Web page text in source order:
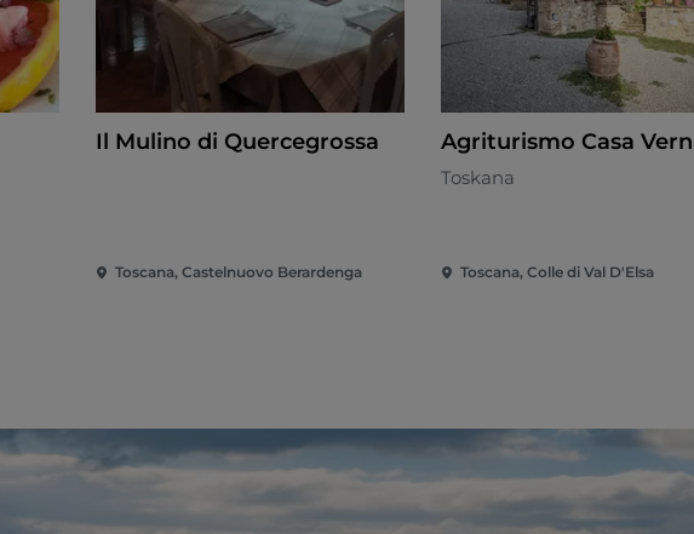
Il Mulino di Quercegrossa
Toscana, Castelnuovo Berardenga
Agriturismo Casa
Toskana
Toscana, Colle di Val D'Elsa